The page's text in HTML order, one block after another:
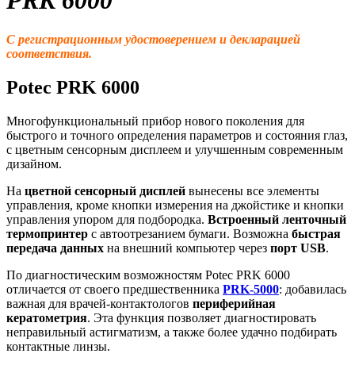
С регистрационным удостоверением и декларацией
соответствия.
Potec PRK 6000
Многофункциональный прибор нового поколения для
быстрого и точного определения параметров и состояния глаз,
с цветным сенсорным дисплеем и улучшенным современным
дизайном.
На цветной сенсорный дисплей вынесены все элементы
управления, кроме кнопки измерения на джойстике и кнопки
управления упором для подбородка. Встроенный ленточный
термопринтер с автоотрезанием бумаги. Возможна быстрая
передача данных на внешний компьютер через порт USB.
По диагностическим возможностям Potec PRK 6000
отличается от своего предшественника PRK-5000: добавилась
важная для врачей-контактологов периферийная
кератометрия. Эта функция позволяет диагностировать
неправильный астигматизм, а также более удачно подбирать
контактные линзы.